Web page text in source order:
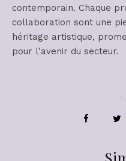
contemporain. Chaque
collaboration sont une
héritage artistique,
pour l’avenir du secteur.